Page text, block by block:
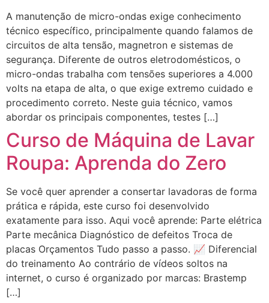
A manutenção de micro-ondas exige conhecimento
técnico específico, principalmente quando falamos de
circuitos de alta tensão, magnetron e sistemas de
segurança. Diferente de outros eletrodomésticos, o
micro-ondas trabalha com tensões superiores a 4.000
volts na etapa de alta, o que exige extremo cuidado e
procedimento correto. Neste guia técnico, vamos
abordar os principais componentes, testes […]
Curso de Máquina de Lavar
Roupa: Aprenda do Zero
Se você quer aprender a consertar lavadoras de forma
prática e rápida, este curso foi desenvolvido
exatamente para isso. Aqui você aprende: Parte elétrica
Parte mecânica Diagnóstico de defeitos Troca de
placas Orçamentos Tudo passo a passo. 📈 Diferencial
do treinamento Ao contrário de vídeos soltos na
internet, o curso é organizado por marcas: Brastemp
[…]